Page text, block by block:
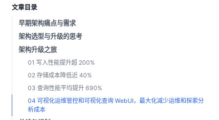
文章目录
早期架构痛点与需求
架构选型与升级的思考
架构升级之旅
01 写入性能提升超 200%
02 存储成本降低近 40%
03 查询性能平均提升 690%
04 可视化运维管控和可视化查询 WebUI，最大化减少运维和探索分
析成本